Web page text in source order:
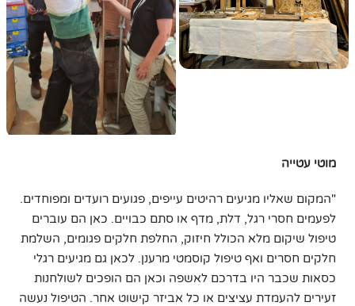
מוטי עטייה
"המקום שאליו מגיעים רהיטים עייפים, פגועים רועדים ומפוחדים.
לפעמים חסרי רגל, דלת, מדף או סתם כבויים. כאן הם עוברים
טיפול שיקום מלא הכולל חיזוק, החלפת חלקים פגומים, השלמת
חלקים חסרים ואף טיפול קוסמטי מרענן. לכאן גם מגיעים רגלי
כסאות שכבר היו בדרכם לאשפה וכאן הם הופכים לשולחנות
זעירים להעמדת עציצים או כל אביזר קישוט אחר. הטיפול נעשה